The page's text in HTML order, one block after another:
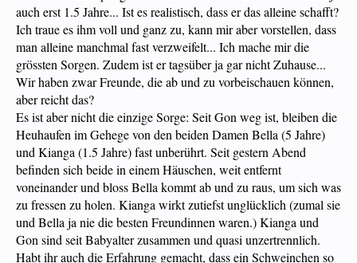
auch erst 1.5 Jahre... Ist es realistisch, dass er das alleine schafft?
Ich traue es ihm voll und ganz zu, kann mir aber vorstellen, dass
man alleine manchmal fast verzweifelt... Ich mache mir die
grössten Sorgen. Zudem ist er tagsüber ja gar nicht Zuhause...
Wir haben zwar Freunde, die ab und zu vorbeischauen können,
aber reicht das?
Es ist aber nicht die einzige Sorge: Seit Gon weg ist, bleiben die
Heuhaufen im Gehege von den beiden Damen Bella (5 Jahre)
und Kianga (1.5 Jahre) fast unberührt. Seit gestern Abend
befinden sich beide in einem Häuschen, weit entfernt
voneinander und bloss Bella kommt ab und zu raus, um sich was
zu fressen zu holen. Kianga wirkt zutiefst unglücklich (zumal sie
und Bella ja nie die besten Freundinnen waren.) Kianga und
Gon sind seit Babyalter zusammen und quasi unzertrennlich.
Habt ihr auch die Erfahrung gemacht, dass ein Schweinchen so